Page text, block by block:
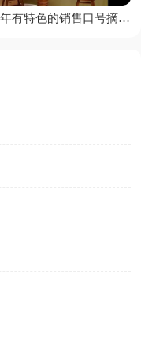
2024年有特色的销售口号摘录37条